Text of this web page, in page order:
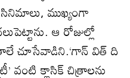
ముఖ్యంగా
ఆ రోజుల్లో
చూసేవాడిని.‘గాన్‌ విత్‌ ది
వంటి క్లాసిక్‌ చిత్రాలను